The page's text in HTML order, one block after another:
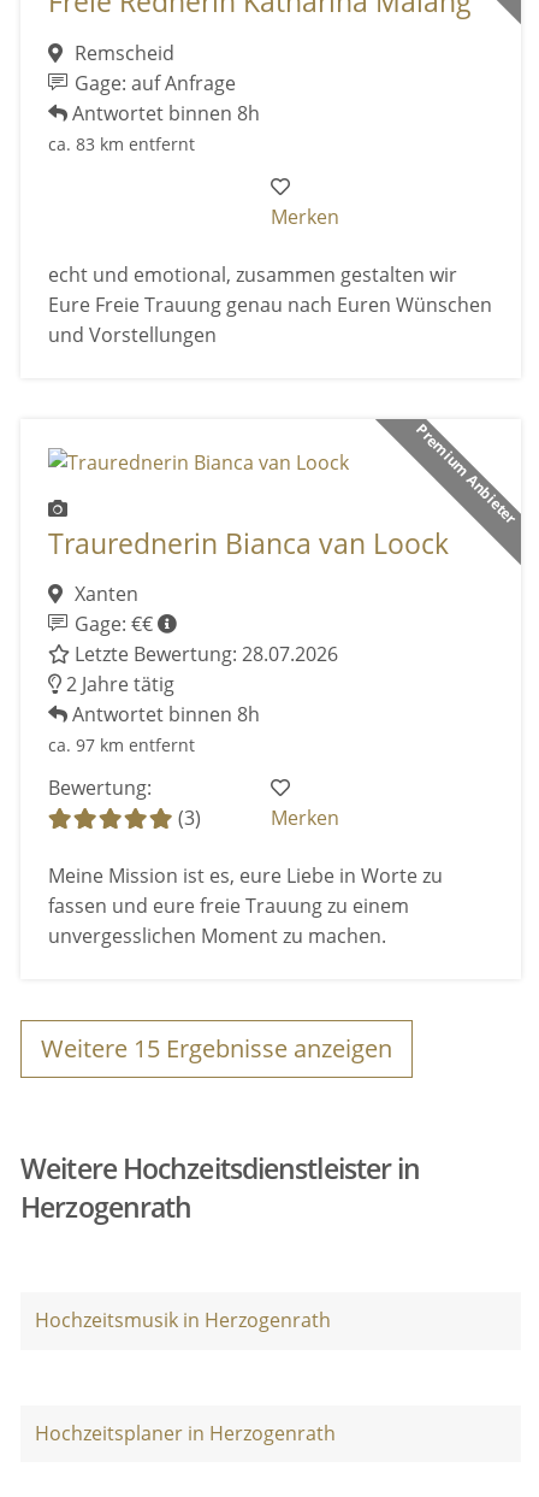
Remscheid
Gage: auf Anfrage
Antwortet binnen 8h
ca. 83 km entfernt
Merken
echt und emotional, zusammen gestalten wir
Eure Freie Trauung genau nach Euren Wünschen
und Vorstellungen
Premium Anbieter
Traurednerin Bianca van Loock
Xanten
Gage: €€
Letzte Bewertung: 28.07.2026
2 Jahre tätig
Antwortet binnen 8h
ca. 97 km entfernt
Bewertung:
(3)
Merken
Meine Mission ist es, eure Liebe in Worte zu
fassen und eure freie Trauung zu einem
unvergesslichen Moment zu machen.
Weitere 15 Ergebnisse anzeigen
Weitere Hochzeitsdienstleister in
Herzogenrath
Hochzeitsmusik in Herzogenrath
Hochzeitsplaner in Herzogenrath